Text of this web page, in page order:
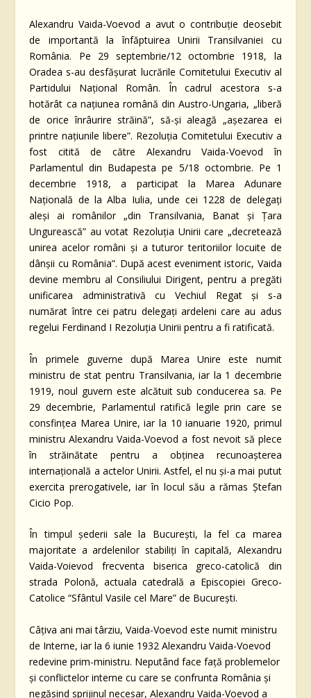
Alexandru Vaida-Voevod a avut o contribuţie deosebit
de importantă la înfăptuirea Unirii Transilvaniei cu
România. Pe 29 septembrie/12 octombrie 1918, la
Oradea s-au desfăşurat lucrările Comitetului Executiv al
Partidului Naţional Român. În cadrul acestora s-a
hotărât ca naţiunea română din Austro-Ungaria, „liberă
de orice înrâurire străină”, să-şi aleagă „aşezarea ei
printre naţiunile libere”. Rezoluţia Comitetului Executiv a
fost citită de către Alexandru Vaida-Voevod în
Parlamentul din Budapesta pe 5/18 octombrie. Pe 1
decembrie 1918, a participat la Marea Adunare
Naţională de la Alba Iulia, unde cei 1228 de delegaţi
aleşi ai românilor „din Transilvania, Banat şi Ţara
Ungurească” au votat Rezoluţia Unirii care „decretează
unirea acelor români şi a tuturor teritoriilor locuite de
dânşii cu România”. După acest eveniment istoric, Vaida
devine membru al Consiliului Dirigent, pentru a pregăti
unificarea administrativă cu Vechiul Regat şi s-a
numărat între cei patru delegaţi ardeleni care au adus
regelui Ferdinand I Rezoluţia Unirii pentru a fi ratificată.
În primele guverne după Marea Unire este numit
ministru de stat pentru Transilvania, iar la 1 decembrie
1919, noul guvern este alcătuit sub conducerea sa. Pe
29 decembrie, Parlamentul ratifică legile prin care se
consfinţea Marea Unire, iar la 10 ianuarie 1920, primul
ministru Alexandru Vaida-Voevod a fost nevoit să plece
în străinătate pentru a obţinea recunoaşterea
internaţională a actelor Unirii. Astfel, el nu şi-a mai putut
exercita prerogativele, iar în locul său a rămas Ştefan
Cicio Pop.
În timpul șederii sale la București, la fel ca marea
majoritate a ardelenilor stabiliți în capitală, Alexandru
Vaida-Voievod frecventa biserica greco-catolică din
strada Polonă, actuala catedrală a Episcopiei Greco-
Catolice “Sfântul Vasile cel Mare” de Bucureşti.
Câțiva ani mai târziu, Vaida-Voevod este numit ministru
de Interne, iar la 6 iunie 1932 Alexandru Vaida-Voevod
redevine prim-ministru. Neputând face faţă problemelor
și conflictelor interne cu care se confrunta România şi
negăsind sprijinul necesar, Alexandru Vaida-Voevod a